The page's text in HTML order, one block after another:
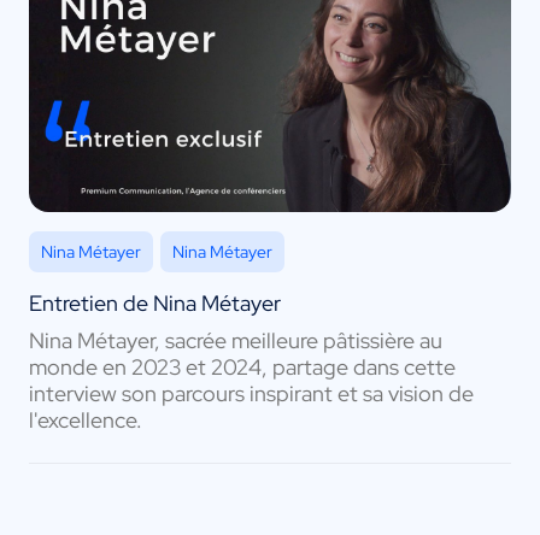
Nina Métayer Nina Métayer
Entretien de Nina Métayer
Nina Métayer, sacrée meilleure pâtissière au
monde en 2023 et 2024, partage dans cette
interview son parcours inspirant et sa vision de
l'excellence.